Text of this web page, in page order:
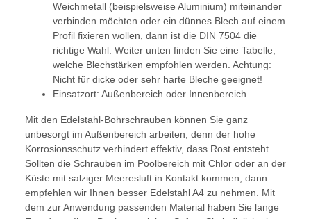
Weichmetall (beispielsweise Aluminium) miteinander
verbinden möchten oder ein dünnes Blech auf einem
Profil fixieren wollen, dann ist die DIN 7504 die
richtige Wahl. Weiter unten finden Sie eine Tabelle,
welche Blechstärken empfohlen werden. Achtung:
Nicht für dicke oder sehr harte Bleche geeignet!
Einsatzort: Außenbereich oder Innenbereich
Mit den Edelstahl-Bohrschrauben können Sie ganz
unbesorgt im Außenbereich arbeiten, denn der hohe
Korrosionsschutz verhindert effektiv, dass Rost entsteht.
Sollten die Schrauben im Poolbereich mit Chlor oder an der
Küste mit salziger Meeresluft in Kontakt kommen, dann
empfehlen wir Ihnen besser Edelstahl A4 zu nehmen. Mit
dem zur Anwendung passenden Material haben Sie lange